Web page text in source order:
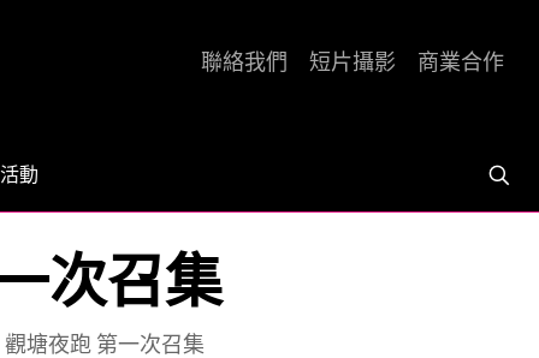
活動
聯絡我們 短片攝影 商業合作
次召集
塘夜跑 第一次召集